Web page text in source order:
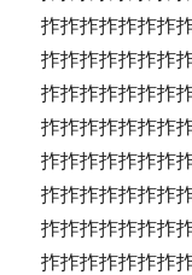
拃拃拃拃拃拃拃
拃拃拃拃拃拃拃
拃拃拃拃拃拃拃
拃拃拃拃拃拃拃
拃拃拃拃拃拃拃
拃拃拃拃拃拃拃
拃拃拃拃拃拃拃
拃拃拃拃拃拃拃